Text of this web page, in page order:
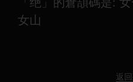
女山
返